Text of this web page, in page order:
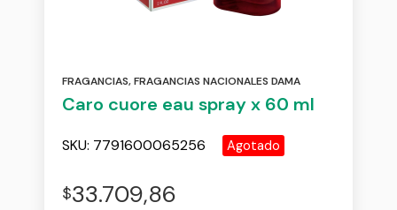
FRAGANCIAS,FRAGANCIAS NACIONALES DAMA
Caro cuore eau spray x 60 ml
SKU: 7791600065256 Agotado
$33.709,86